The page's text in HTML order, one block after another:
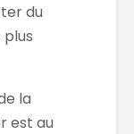
du
la
est au